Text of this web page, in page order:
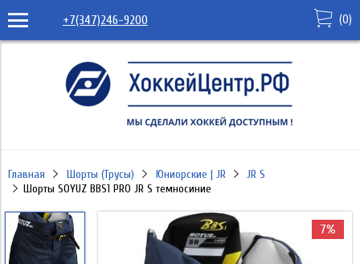
+7(347)246-9200 (0)
Главная Шорты (Трусы) Юниорские | JR
JR S
Шорты SOYUZ BBS1 PRO JR S темносиние
7%